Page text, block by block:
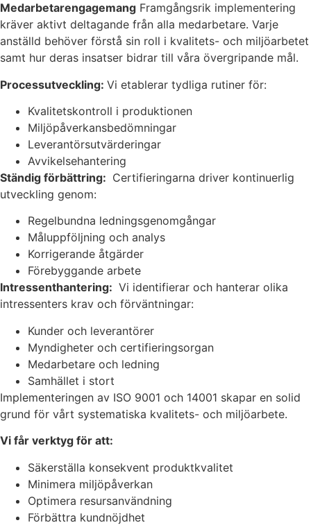
Medarbetarengagemang Framgångsrik implementering
kräver aktivt deltagande från alla medarbetare. Varje
anställd behöver förstå sin roll i kvalitets- och miljöarbetet
samt hur deras insatser bidrar till våra övergripande mål.
Processutveckling: Vi etablerar tydliga rutiner för:
Kvalitetskontroll i produktionen
Miljöpåverkansbedömningar
Leverantörsutvärderingar
Avvikelsehantering
Ständig förbättring: Certifieringarna driver kontinuerlig
utveckling genom:
Regelbundna ledningsgenomgångar
Måluppföljning och analys
Korrigerande åtgärder
Förebyggande arbete
Intressenthantering: Vi identifierar och hanterar olika
intressenters krav och förväntningar:
Kunder och leverantörer
Myndigheter och certifieringsorgan
Medarbetare och ledning
Samhället i stort
Implementeringen av ISO 9001 och 14001 skapar en solid
grund för vårt systematiska kvalitets- och miljöarbete.
Vi får verktyg för att:
Säkerställa konsekvent produktkvalitet
Minimera miljöpåverkan
Optimera resursanvändning
Förbättra kundnöjdhet